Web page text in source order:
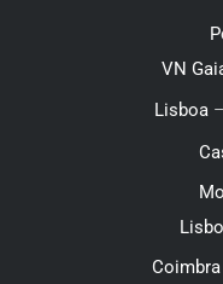
VN
Lisboa
Coimbra